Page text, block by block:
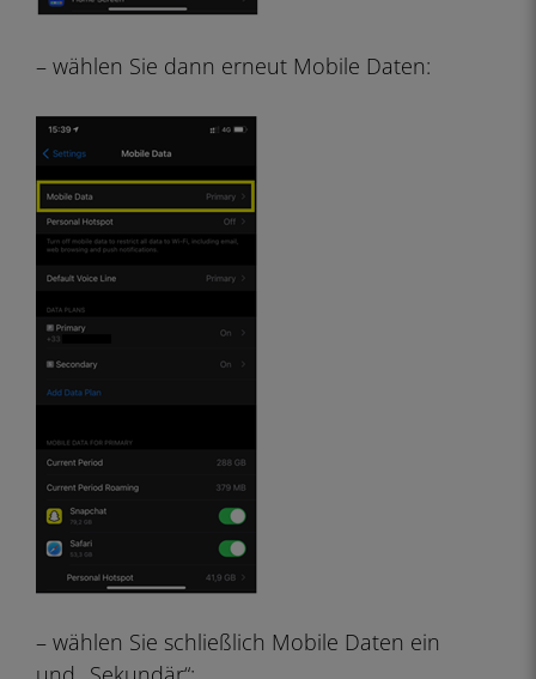
– wählen Sie dann erneut Mobile Daten:
– wählen Sie schließlich Mobile Daten ein